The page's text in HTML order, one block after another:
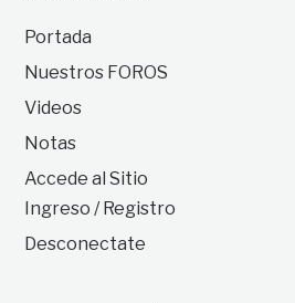
Portada
Nuestros FOROS
Videos
Notas
Accede al Sitio
Ingreso / Registro
Desconectate